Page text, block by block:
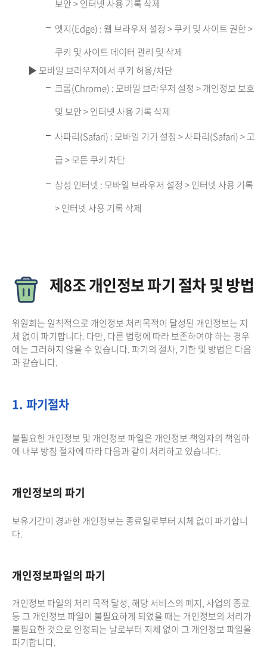
보안 > 인터넷 사용 기록 삭제
엣지(Edge) : 웹 브라우저 설정 > 쿠키 및 사이트 권한 >
쿠키 및 사이트 데이터 관리 및 삭제
▶ 모바일 브라우저에서 쿠키 허용/차단
크롬(Chrome) : 모바일 브라우저 설정 > 개인정보 보호
및 보안 > 인터넷 사용 기록 삭제
사파리(Safari) : 모바일 기기 설정 > 사파리(Safari) > 고
급 > 모든 쿠키 차단
삼성 인터넷 : 모바일 브라우저 설정 > 인터넷 사용 기록
> 인터넷 사용 기록 삭제
제8조 개인정보 파기 절차 및 방법
위원회는 원칙적으로 개인정보 처리목적이 달성된 개인정보는 지
체 없이 파기합니다. 다만, 다른 법령에 따라 보존하여야 하는 경우
에는 그러하지 않을 수 있습니다. 파기의 절차, 기한 및 방법은 다음
과 같습니다.
1. 파기절차
불필요한 개인정보 및 개인정보 파일은 개인정보 책임자의 책임하
에 내부 방침 절차에 따라 다음과 같이 처리하고 있습니다.
개인정보의 파기
보유기간이 경과한 개인정보는 종료일로부터 지체 없이 파기합니
다.
개인정보파일의 파기
개인정보 파일의 처리 목적 달성, 해당 서비스의 폐지, 사업의 종료
등 그 개인정보 파일이 불필요하게 되었을 때는 개인정보의 처리가
불필요한 것으로 인정되는 날로부터 지체 없이 그 개인정보 파일을
파기합니다.